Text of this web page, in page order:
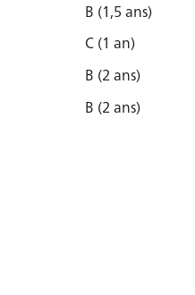
B (1,5 ans)
C (1 an)
B (2 ans)
B (2 ans)